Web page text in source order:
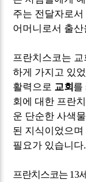
주는 전달자로
어머니로서 출
프란치스코는
하게 가지고 있
활력으로 교회를
회에 대한 프란
운 단순한 사색
된 지식이었으
필요가 있습니다.
프란치스코는 13